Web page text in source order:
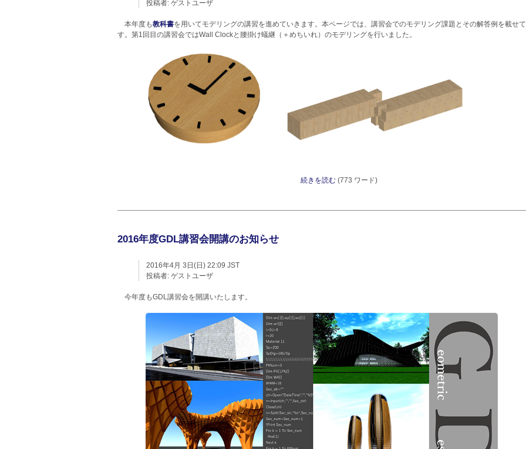
投稿者: ゲストユーザ
本年度も教科書を用いてモデリングの講習を進めていきます。本ページでは、講習会でのモデリング課題とその解答例を載せ
す。第1回目の講習会ではWall Clockと腰掛け蟻継（＋めちいれ）のモデリングを行いました。
続きを読む(773 ワード)
2016年度GDL講習会開講のお知らせ
2016年4月 3日(日) 22:09 JST
投稿者: ゲストユーザ
今年度もGDL講習会を開講いたします。